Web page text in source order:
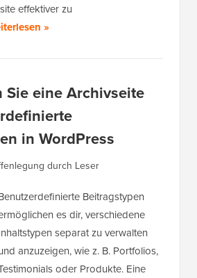
effektiver zu
»
Sie eine Archivseite
in WordPress
durch Leser
Beitragstypen
es dir, verschiedene
separat zu verwalten
anzuzeigen, wie z. B. Portfolios,
oder Produkte. Eine